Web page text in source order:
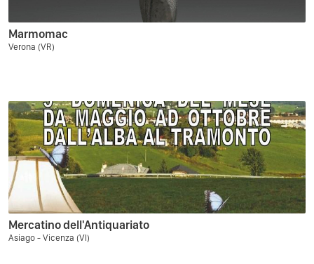
Marmomac
Verona (VR)
Mercatino dell'Antiquariato
Asiago - Vicenza (VI)